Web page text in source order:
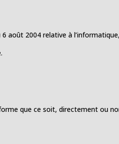
août 2004 relative à
que ce soit, directement ou